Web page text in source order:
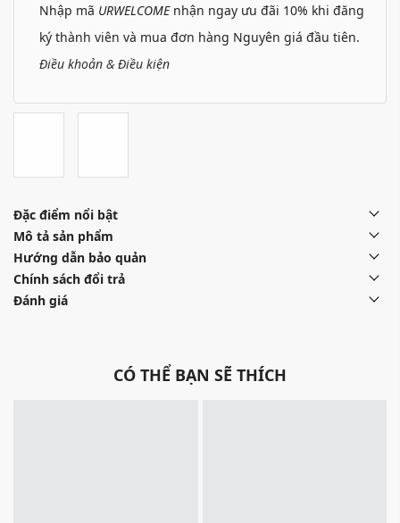
Nhập mã URWELCOMEnhận ngay ưu đãi 10% khi đăng
ký thành viên và mua đơn hàng Nguyên giá đầu tiên.
Điều khoản & Điều kiện
Đặc điểm nổi bật
Mô tả sản phẩm
Hướng dẫn bảo quản
Chính sách đổi trả
Đánh giá
CÓ THỂ BẠN SẼ THÍCH